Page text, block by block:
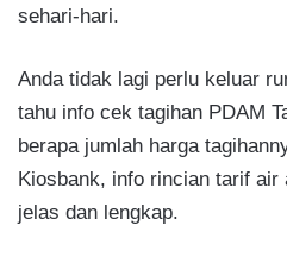
sehari-hari.
Anda tidak lagi perlu keluar
tahu info cek tagihan PDAM
berapa jumlah harga
Kiosbank, info rincian tarif air
jelas dan lengkap.